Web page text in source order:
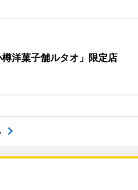
洋菓子舗ルタオ」限定店